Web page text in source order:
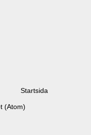
Startsida
(Atom)